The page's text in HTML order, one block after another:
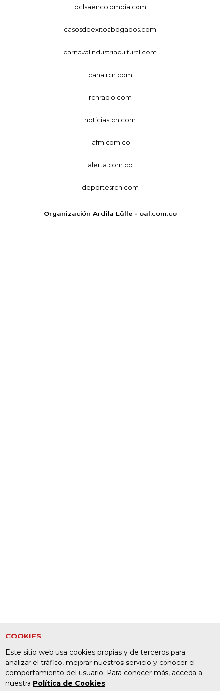
COOKIES
Este sitio web usa cookies propias y de terceros para
analizar el tráfico, mejorar nuestros servicio y conocer el
comportamiento del usuario. Para conocer más, acceda a
nuestra Política de Cookies.
bolsaencolombia.com
casosdeexitoabogados.com
carnavalindustriacultural.com
canalrcn.com
rcnradio.com
noticiasrcn.com
lafm.com.co
alerta.com.co
deportesrcn.com
Organización Ardila Lülle - oal.com.co